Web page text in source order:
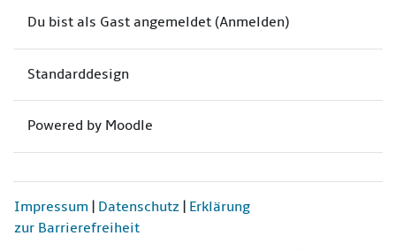
Du bist als Gast angemeldet (Anmelden)
Standarddesign
Powered by Moodle
Impressum Datenschutz Erklärung
zur Barrierefreiheit